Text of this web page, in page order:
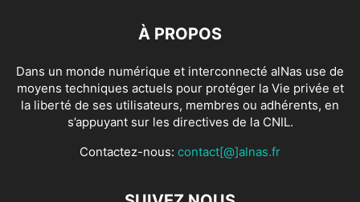
À PROPOS
Dans un monde numérique et interconnecté alNas use de
moyens techniques actuels pour protéger la Vie privée et
la liberté de ses utilisateurs, membres ou adhérents, en
s’appuyant sur les directives de la CNIL.
Contactez-nous: contact[@]alnas.fr